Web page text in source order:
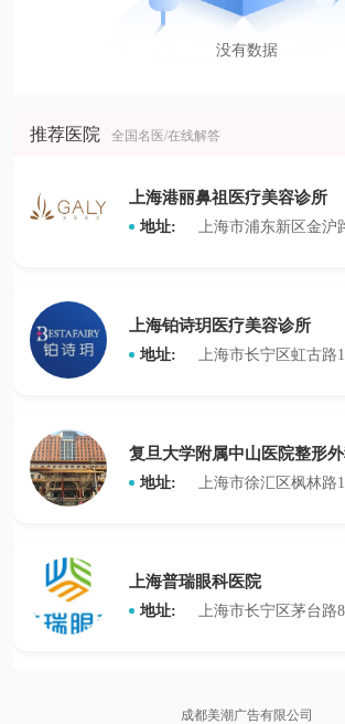
没有数据
推荐医院 全国名医/在线解答
上海港丽鼻祖医疗美容诊所
地址: 上海市浦东新区金沪
上海铂诗玥医疗美容诊所
地址: 上海市长宁区虹古路
复旦大学附属中山医院整形
地址: 上海市徐汇区枫林路
上海普瑞眼科医院
地址: 上海市长宁区茅台路
成都美潮广告有限公司